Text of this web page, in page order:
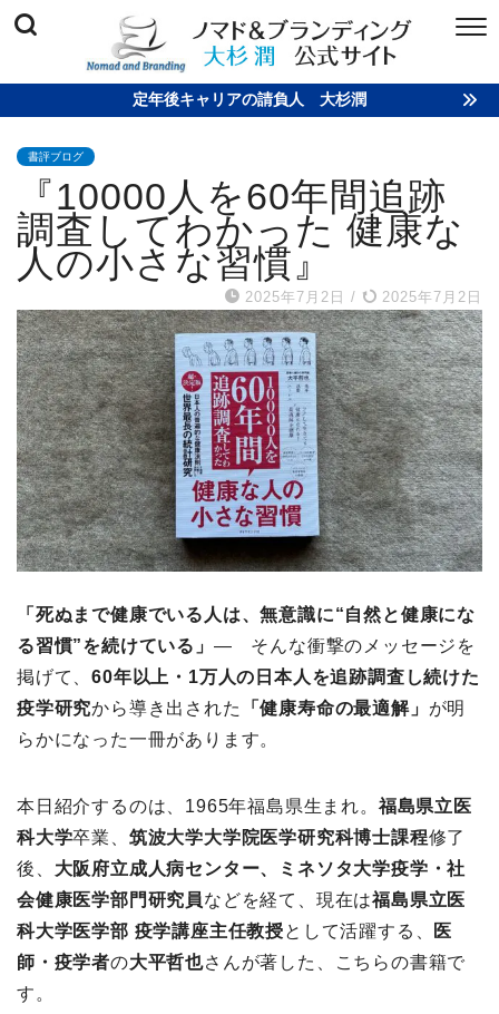
定年後キャリアの請負人 大杉潤
書評ブログ
『10000人を60年間追跡
調査してわかった 健康な
人の小さな習慣』
2025年7月2日 / 2025年7月2日
「死ぬまで健康でいる人は、無意識に“自然と健康にな
る習慣”を続けている」 ― そんな衝撃のメッセージを
掲げて、60年以上・1万人の日本人を追跡調査し続けた
疫学研究から導き出された 「健康寿命の最適解」 が明
らかになった一冊があります。
本日紹介するのは、1965年福島県生まれ。 福島県立医
科大学卒業、 筑波大学大学院医学研究科博士課程修了
後、 大阪府立成人病センター、ミネソタ大学疫学・社
会健康医学部門研究員などを経て、現在は福島県立医
科大学医学部 疫学講座主任教授として活躍する、
医
師・疫学者の大平哲也さんが著した、こちらの書籍で
す。